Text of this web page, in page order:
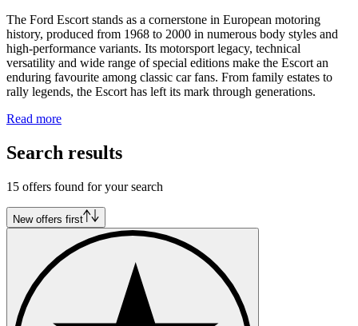
The Ford Escort stands as a cornerstone in European motoring
history, produced from 1968 to 2000 in numerous body styles and
high-performance variants. Its motorsport legacy, technical
versatility and wide range of special editions make the Escort an
enduring favourite among classic car fans. From family estates to
rally legends, the Escort has left its mark through generations.
Read more
Search results
15 offers found for your search
New offers first